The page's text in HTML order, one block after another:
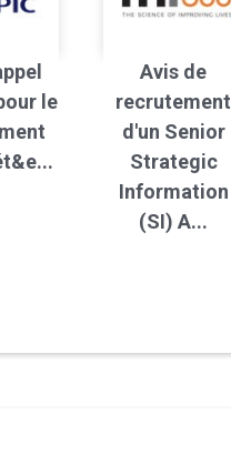
le
Avis de
recrutement
d'un Senior
Strategic
Information
(SI) A...